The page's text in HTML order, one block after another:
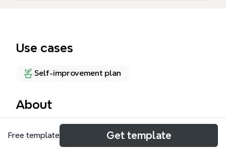
Use cases
Self-improvement plan
About
「心の中でほめながら聴く」をテーマにしたXmindマ
インドマップテンプレート。4つの主要ブランチ「単
Free template Get template